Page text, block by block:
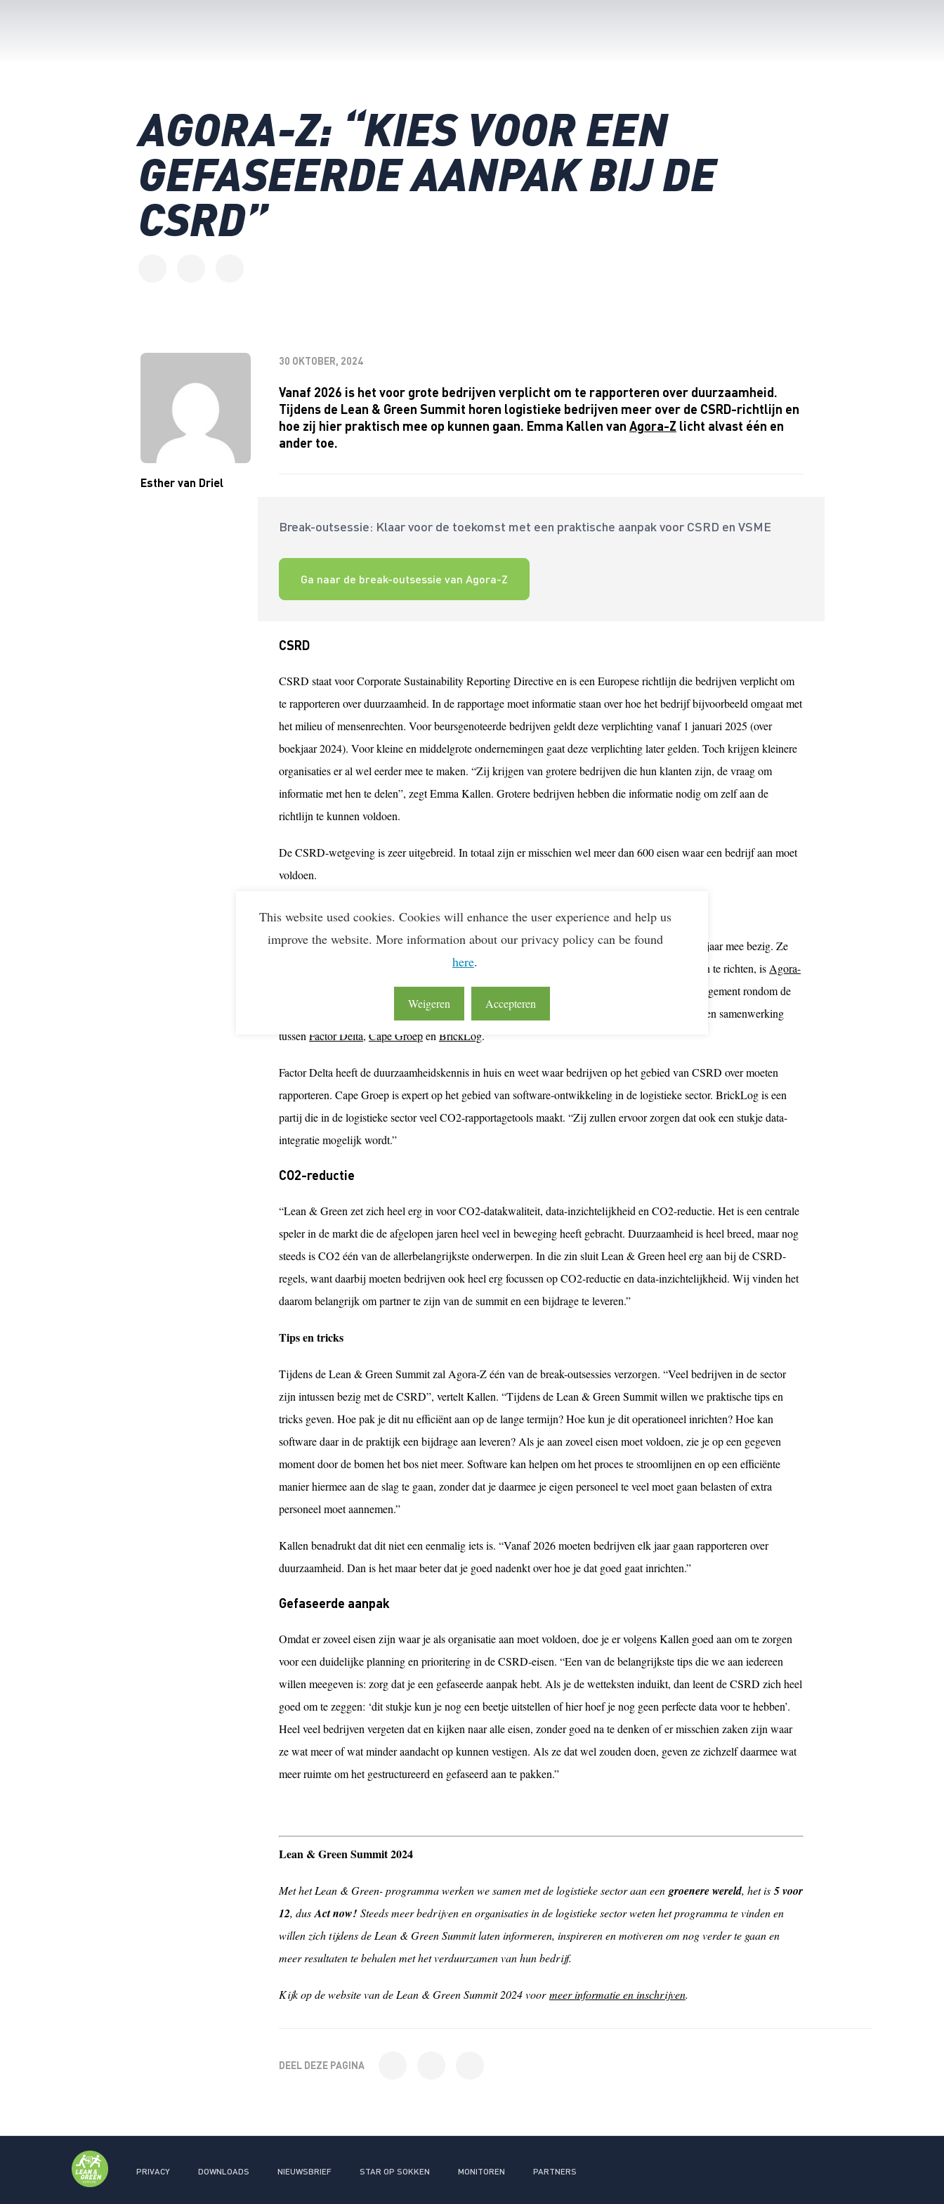
AGORA-Z: “KIES VOOR EEN
GEFASEERDE AANPAK BIJ DE
CSRD”
Esther van Driel
30 OKTOBER, 2024
Vanaf 2026 is het voor grote bedrijven verplicht om te rapporteren over duurzaamheid.
Tijdens de Lean & Green Summit horen logistieke bedrijven meer over de CSRD-richtlijn en
hoe zij hier praktisch mee op kunnen gaan. Emma Kallen van Agora-Z licht alvast één en
ander toe.
Break-outsessie: Klaar voor de toekomst met een praktische aanpak voor CSRD en VSME
Ga naar de break-outsessie van Agora-Z
CSRD
CSRD staat voor Corporate Sustainability Reporting Directive en is een Europese richtlijn die bedrijven verplicht om
te rapporteren over duurzaamheid. In de rapportage moet informatie staan over hoe het bedrijf bijvoorbeeld omgaat met
het milieu of mensenrechten. Voor beursgenoteerde bedrijven geldt deze verplichting vanaf 1 januari 2025 (over
boekjaar 2024). Voor kleine en middelgrote ondernemingen gaat deze verplichting later gelden. Toch krijgen kleinere
organisaties er al wel eerder mee te maken. “Zij krijgen van grotere bedrijven die hun klanten zijn, de vraag om
informatie met hen te delen”, zegt Emma Kallen. Grotere bedrijven hebben die informatie nodig om zelf aan de
richtlijn te kunnen voldoen.
De CSRD-wetgeving is zeer uitgebreid. In totaal zijn er misschien wel meer dan 600 eisen waar een bedrijf aan moet
voldoen.
Agora-Z
Kallen: “Bedrijven moeten op die CSRD gaan voorbereiden. Daar zijn ze zo’n jaar tot anderhalf jaar mee bezig. Ze
moeten aan heel veel rapportage-eisen gaan voldoen. Om dat proces te stroomlijnen en efficiënt in te richten, is Agora-
opgericht. Agora-Z is software die het bedrijven gemakkelijker maakt om het hele projectmanagement rondom de
CSRD efficiënt en overzichtelijk in te richten.” De software is 1 oktober 2024 gelanceerd en is een samenwerking
tussen Factor Delta, Cape Groepen BrickLog.
Factor Delta heeft de duurzaamheidskennis in huis en weet waar bedrijven op het gebied van CSRD over moeten
rapporteren. Cape Groep is expert op het gebied van software-ontwikkeling in de logistieke sector. BrickLog is een
partij die in de logistieke sector veel CO2-rapportagetools maakt. “Zij zullen ervoor zorgen dat ook een stukje data-
integratie mogelijk wordt.”
CO2-reductie
“Lean & Green zet zich heel erg in voor CO2-datakwaliteit, data-inzichtelijkheid en CO2-reductie. Het is een centrale
speler in de markt die de afgelopen jaren heel veel in beweging heeft gebracht. Duurzaamheid is heel breed, maar nog
steeds is CO2 één van de allerbelangrijkste onderwerpen. In die zin sluit Lean & Green heel erg aan bij de CSRD-
regels, want daarbij moeten bedrijven ook heel erg focussen op CO2-reductie en data-inzichtelijkheid. Wij vinden het
daarom belangrijk om partner te zijn van de summit en een bijdrage te leveren.”
Tips en tricks
Tijdens de Lean & Green Summit zal Agora-Z één van de break-outsessies verzorgen. “Veel bedrijven in de sector
zijn intussen bezig met de CSRD”, vertelt Kallen. “Tijdens de Lean & Green Summit willen we praktische tips en
tricks geven. Hoe pak je dit nu efficiënt aan op de lange termijn? Hoe kun je dit operationeel inrichten? Hoe kan
software daar in de praktijk een bijdrage aan leveren? Als je aan zoveel eisen moet voldoen, zie je op een gegeven
moment door de bomen het bos niet meer. Software kan helpen om het proces te stroomlijnen en op een efficiënte
manier hiermee aan de slag te gaan, zonder dat je daarmee je eigen personeel te veel moet gaan belasten of extra
personeel moet aannemen.”
Kallen benadrukt dat dit niet een eenmalig iets is. “Vanaf 2026 moeten bedrijven elk jaar gaan rapporteren over
duurzaamheid. Dan is het maar beter dat je goed nadenkt over hoe je dat goed gaat inrichten.”
Gefaseerde aanpak
Omdat er zoveel eisen zijn waar je als organisatie aan moet voldoen, doe je er volgens Kallen goed aan om te zorgen
voor een duidelijke planning en prioritering in de CSRD-eisen. “Een van de belangrijkste tips die we aan iedereen
willen meegeven is: zorg dat je een gefaseerde aanpak hebt. Als je de wetteksten induikt, dan leent de CSRD zich heel
goed om te zeggen: ‘dit stukje kun je nog een beetje uitstellen of hier hoef je nog geen perfecte data voor te hebben’.
Heel veel bedrijven vergeten dat en kijken naar alle eisen, zonder goed na te denken of er misschien zaken zijn waar
ze wat meer of wat minder aandacht op kunnen vestigen. Als ze dat wel zouden doen, geven ze zichzelf daarmee wat
meer ruimte om het gestructureerd en gefaseerd aan te pakken.”
Lean & Green Summit 2024
Met het Lean & Green- programma werken we samen met de logistieke sector aan een groenere wereld, het is 5 voor
12, dus Act now! Steeds meer bedrijven en organisaties in de logistieke sector weten het programma te vinden en
willen zich tijdens de Lean & Green Summit laten informeren, inspireren en motiveren om nog verder te gaan en
meer resultaten te behalen met het verduurzamen van hun bedrijf.
Kijk op de website van de Lean & Green Summit 2024 voormeer informatie en inschrijven.
DEEL DEZE PAGINA
PRIVACY DOWNLOADS NIEUWSBRIEF STAR OP SOKKEN MONITOREN PARTNERS
This website used cookies. Cookies will enhance the user experience and help us
improve the website. More information about our privacy policy can be found
here.
Weigeren Accepteren